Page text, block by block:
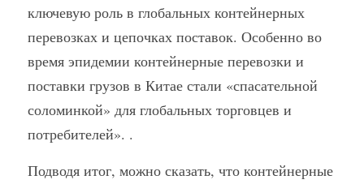
ключевую роль в глобальных контейнерных
перевозках и цепочках поставок. Особенно во
время эпидемии контейнерные перевозки и
поставки грузов в Китае стали «спасательной
соломинкой» для глобальных торговцев и
потребителей». .
Подводя итог, можно сказать, что контейнерные